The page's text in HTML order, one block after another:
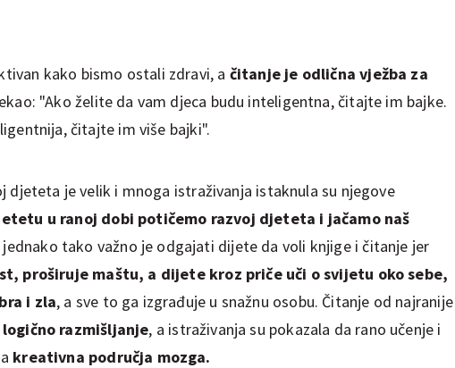
kako bismo ostali zdravi, a čitanje je odlična vježba za
"Ako želite da vam djeca budu inteligentna, čitajte im bajke.
čitajte im više bajki".
djeteta je velik i mnoga istraživanja istaknula su njegove
u ranoj dobi potičemo razvoj djeteta i jačamo naš
jednako tako važno je odgajati dijete da voli knjige i čitanje jer
proširuje maštu, a dijete kroz priče uči o svijetu oko sebe,
i zla, a sve to ga izgrađuje u snažnu osobu. Čitanje od najranije
razmišljanje, a istraživanja su pokazala da rano učenje i
kreativna područja mozga.